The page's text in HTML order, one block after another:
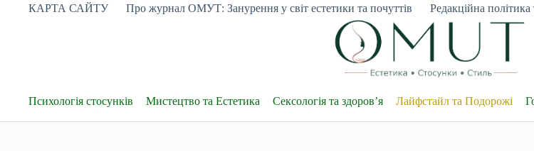
ПерейтиКАРТА САЙТУ Про журнал ОМУТ: Занурення у світ естетики та почуттів Редакційна політика
Психологія стосунків Мистецтво та Естетика Сексологія та здоров’я Лайфстайл та Подорожі